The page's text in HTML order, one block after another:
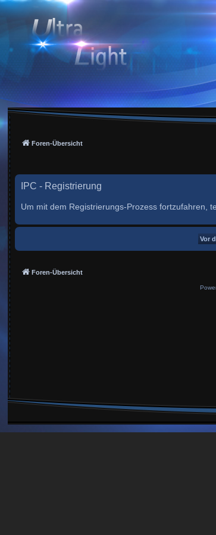
Foren-Übersicht
IPC - Registrierung
Um mit dem Registrierungs-Prozess fortzufahren,
Foren-Übersicht